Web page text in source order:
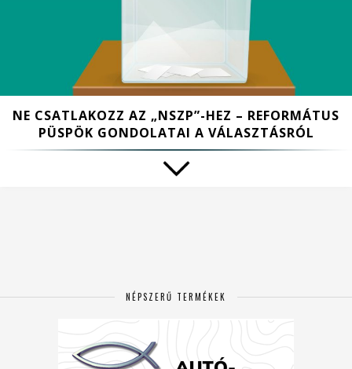
NE CSATLAKOZZ AZ „NSZP”-HEZ – REFORMÁTUS
PÜSPÖK GONDOLATAI A VÁLASZTÁSRÓL
NÉPSZERŰ TERMÉKEK